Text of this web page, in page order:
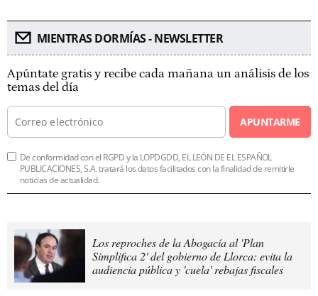
MIENTRAS DORMÍAS - NEWSLETTER
Apúntate gratis y recibe cada mañana un análisis de los
temas del día
APUNTARME
De conformidad con el RGPD y la LOPDGDD, EL LEÓN DE EL ESPAÑOL
PUBLICACIONES, S.A. tratará los datos facilitados con la finalidad de remitirle
noticias de actualidad.
Los reproches de la Abogacía al 'Plan
Simplifica 2' del gobierno de Llorca: evita la
audiencia pública y 'cuela' rebajas fiscales